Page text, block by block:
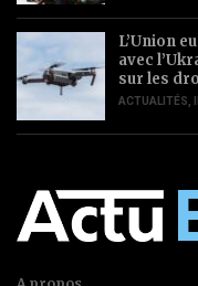
L’Union
avec
sur les
ACTUALITÉS